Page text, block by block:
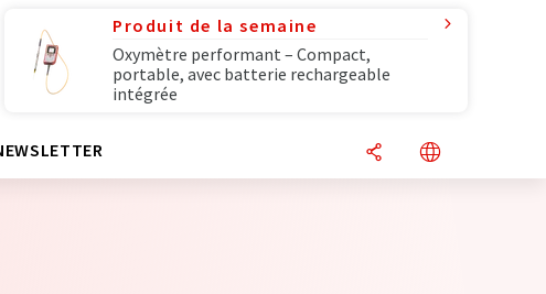
Produit de la semaine
Oxymètre performant – Compact,
portable, avec batterie rechargeable
intégrée